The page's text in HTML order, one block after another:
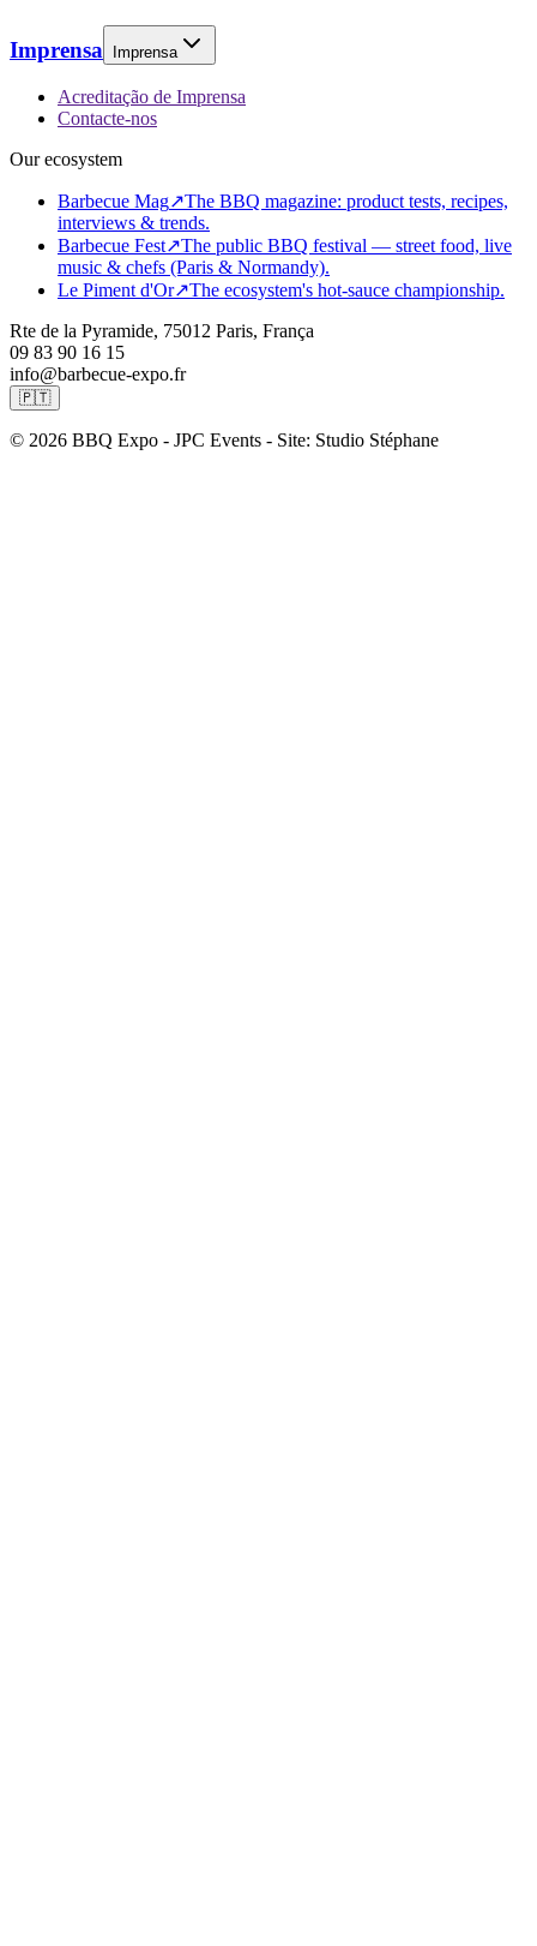
Imprensa Imprensa
Acreditação de Imprensa
Contacte-nos
Our ecosystem
Barbecue Mag↗The BBQ magazine: product tests, recipes,
interviews & trends.
Barbecue Fest↗The public BBQ festival — street food, live
music & chefs (Paris & Normandy).
Le Piment d'Or↗The ecosystem's hot-sauce championship.
Rte de la Pyramide, 75012 Paris, França
09 83 90 16 15
info@barbecue-expo.fr
🇵🇹
© 2026 BBQ Expo - JPC Events - Site: Studio Stéphane